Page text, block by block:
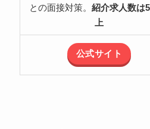
との面接対策。紹介求人数は
上
公式サイト